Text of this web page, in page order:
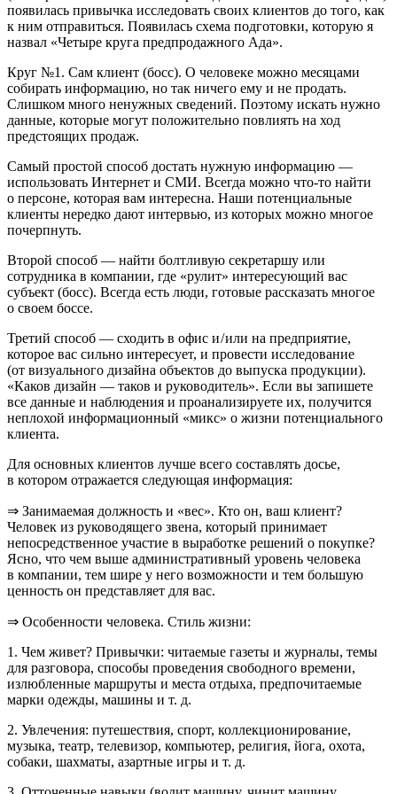
появилась привычка исследовать своих клиентов до того, как
к ним отправиться. Появилась схема подготовки, которую я
назвал «Четыре круга предпродажного Ада».
Круг №1. Сам клиент (босс). О человеке можно месяцами
собирать информацию, но так ничего ему и не продать.
Слишком много ненужных сведений. Поэтому искать нужно
данные, которые могут положительно повлиять на ход
предстоящих продаж.
Самый простой способ достать нужную информацию —
использовать Интернет и СМИ. Всегда можно что-то найти
о персоне, которая вам интересна. Наши потенциальные
клиенты нередко дают интервью, из которых можно многое
почерпнуть.
Второй способ — найти болтливую секретаршу или
сотрудника в компании, где «рулит» интересующий вас
субъект (босс). Всегда есть люди, готовые рассказать многое
о своем боссе.
Третий способ — сходить в офис и / или на предприятие,
которое вас сильно интересует, и провести исследование
(от визуального дизайна объектов до выпуска продукции).
«Каков дизайн — таков и руководитель». Если вы запишете
все данные и наблюдения и проанализируете их, получится
неплохой информационный «микс» о жизни потенциального
клиента.
Для основных клиентов лучше всего составлять досье,
в котором отражается следующая информация:
⇒ Занимаемая должность и «вес». Кто он, ваш клиент?
Человек из руководящего звена, который принимает
непосредственное участие в выработке решений о покупке?
Ясно, что чем выше административный уровень человека
в компании, тем шире у него возможности и тем большую
ценность он представляет для вас.
⇒ Особенности человека. Стиль жизни:
1. Чем живет? Привычки: читаемые газеты и журналы, темы
для разговора, способы проведения свободного времени,
излюбленные маршруты и места отдыха, предпочитаемые
марки одежды, машины и т. д.
2. Увлечения: путешествия, спорт, коллекционирование,
музыка, театр, телевизор, компьютер, религия, йога, охота,
собаки, шахматы, азартные игры и т. д.